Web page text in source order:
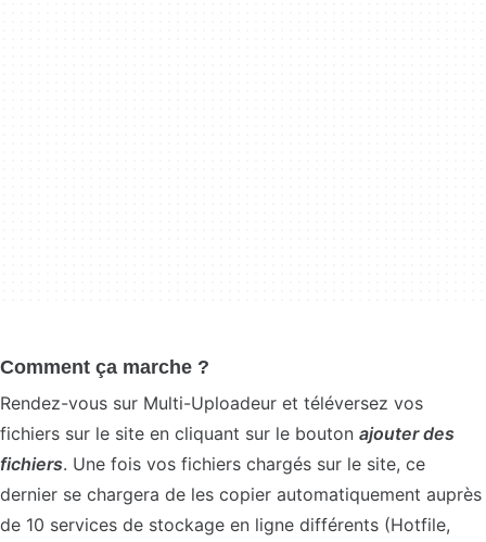
Comment ça marche ?
Rendez-vous sur Multi-Uploadeur et téléversez vos
fichiers sur le site en cliquant sur le bouton ajouter des
fichiers. Une fois vos fichiers chargés sur le site, ce
dernier se chargera de les copier automatiquement auprès
de 10 services de stockage en ligne différents (Hotfile,